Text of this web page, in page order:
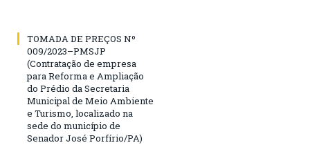
TOMADA DE PREÇOS Nº
009/2023–PMSJP
(Contratação de empresa
para Reforma e Ampliação
do Prédio da Secretaria
Municipal de Meio Ambiente
e Turismo, localizado na
sede do município de
Senador José Porfírio/PA)